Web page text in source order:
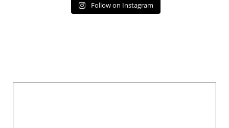
Follow on Instagram